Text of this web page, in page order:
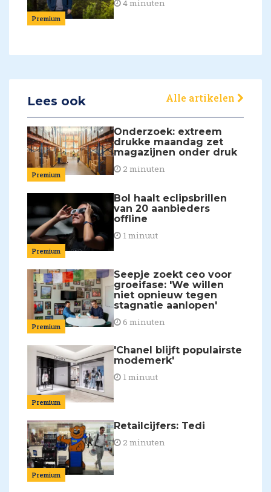
Premium
4 minuten
Lees ook Alle artikelen
Premium
Onderzoek: extreem
drukke maandag zet
magazijnen onder druk
2 minuten
Premium
Bol haalt eclipsbrillen
van 20 aanbieders
offline
1 minuut
Premium
Seepje zoekt ceo voor
groeifase: 'We willen
niet opnieuw tegen
stagnatie aanlopen'
6 minuten
Premium
'Chanel blijft populairste
modemerk'
1 minuut
Premium
Retailcijfers: Tedi
2 minuten